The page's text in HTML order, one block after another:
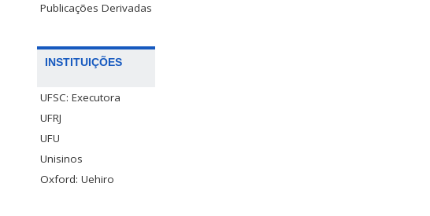
Publicações Derivadas
INSTITUIÇÕES
UFSC: Executora
UFRJ
UFU
Unisinos
Oxford: Uehiro